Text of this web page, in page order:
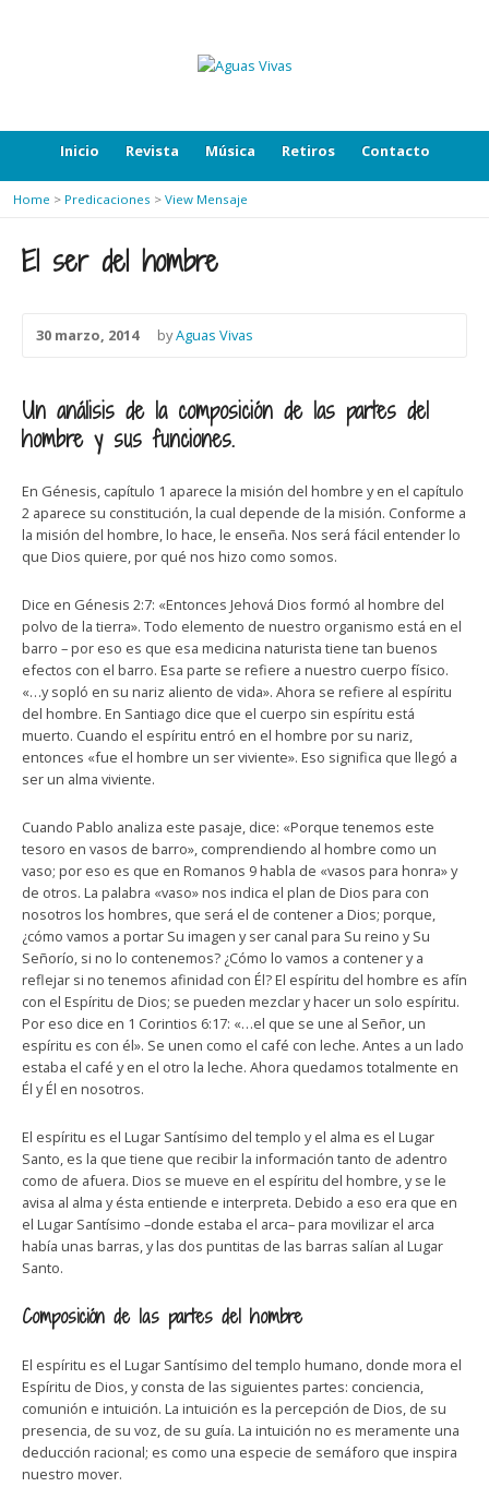
Inicio Revista Música Retiros Contacto
Home > Predicaciones > View Mensaje
El ser del hombre
30 marzo, 2014 byAguas Vivas
Un análisis de la composición de las partes del
hombre y sus funciones.
En Génesis, capítulo 1 aparece la misión del hombre y en el capítulo
2 aparece su constitución, la cual depende de la misión. Conforme a
la misión del hombre, lo hace, le enseña. Nos será fácil entender lo
que Dios quiere, por qué nos hizo como somos.
Dice en Génesis 2:7: «Entonces Jehová Dios formó al hombre del
polvo de la tierra». Todo elemento de nuestro organismo está en el
barro – por eso es que esa medicina naturista tiene tan buenos
efectos con el barro. Esa parte se refiere a nuestro cuerpo físico.
«…y sopló en su nariz aliento de vida». Ahora se refiere al espíritu
del hombre. En Santiago dice que el cuerpo sin espíritu está
muerto. Cuando el espíritu entró en el hombre por su nariz,
entonces «fue el hombre un ser viviente». Eso significa que llegó a
ser un alma viviente.
Cuando Pablo analiza este pasaje, dice: «Porque tenemos este
tesoro en vasos de barro», comprendiendo al hombre como un
vaso; por eso es que en Romanos 9 habla de «vasos para honra» y
de otros. La palabra «vaso» nos indica el plan de Dios para con
nosotros los hombres, que será el de contener a Dios; porque,
¿cómo vamos a portar Su imagen y ser canal para Su reino y Su
Señorío, si no lo contenemos? ¿Cómo lo vamos a contener y a
reflejar si no tenemos afinidad con Él? El espíritu del hombre es afín
con el Espíritu de Dios; se pueden mezclar y hacer un solo espíritu.
Por eso dice en 1 Corintios 6:17: «…el que se une al Señor, un
espíritu es con él». Se unen como el café con leche. Antes a un lado
estaba el café y en el otro la leche. Ahora quedamos totalmente en
Él y Él en nosotros.
El espíritu es el Lugar Santísimo del templo y el alma es el Lugar
Santo, es la que tiene que recibir la información tanto de adentro
como de afuera. Dios se mueve en el espíritu del hombre, y se le
avisa al alma y ésta entiende e interpreta. Debido a eso era que en
el Lugar Santísimo –donde estaba el arca– para movilizar el arca
había unas barras, y las dos puntitas de las barras salían al Lugar
Santo.
Composición de las partes del hombre
El espíritu es el Lugar Santísimo del templo humano, donde mora el
Espíritu de Dios, y consta de las siguientes partes: conciencia,
comunión e intuición. La intuición es la percepción de Dios, de su
presencia, de su voz, de su guía. La intuición no es meramente una
deducción racional; es como una especie de semáforo que inspira
nuestro mover.